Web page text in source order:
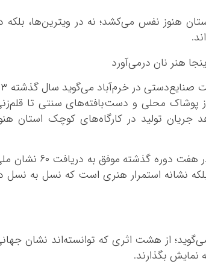
هنوز نفس می‌کشد؛ نه در ویترین‌ها، بلکه
او با اشاره به برگزاری هشتمین
از پوشاک محلی و دست‌بافته‌های سنتی تا
جریان تولید در کارگاه‌های کوچک استان
به گفته مدیرکل میراث‌فرهنگی لرستان، هنرمندان این استان در هفت دوره گذشته موفق
نشانه استمرار هنری است که نسل به نسل
از هشت اثری که توانسته‌اند نشان
نمایش بگذارند.